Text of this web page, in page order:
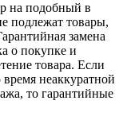
на подобный в
подлежат товары,
замена
о покупке и
товара. Если
неаккуратной
то гарантийные